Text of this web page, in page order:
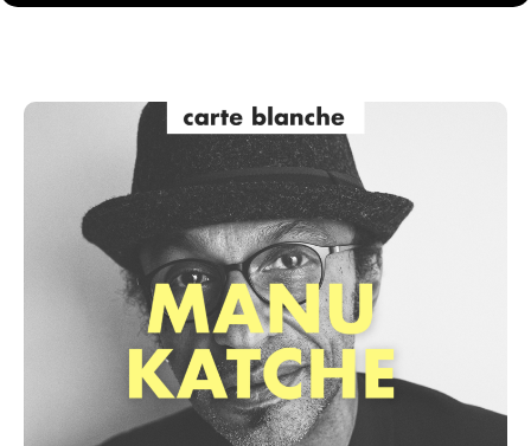
PagePage Page